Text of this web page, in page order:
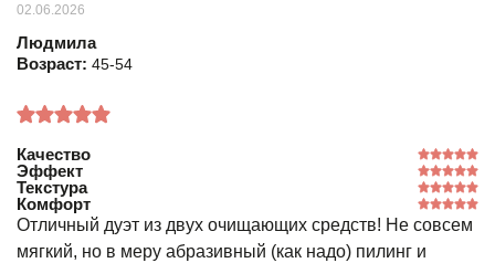
02.06.2026
Людмила
Возраст: 45-54
Качество
Эффект
Текстура
Комфорт
Отличный дуэт из двух очищающих средств! Не совсем
мягкий, но в меру абразивный (как надо) пилинг и